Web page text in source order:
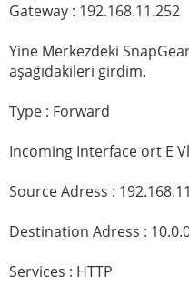
Gateway : 192.168.11.252
Yine Merkezdeki
aşağıdakileri girdim.
Type : Forward
Incoming Interface ort E
Source Adress :
Destination Adress :
Services : HTTP